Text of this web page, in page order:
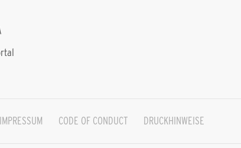
IMPRESSUM CODE OF CONDUCT DRUCKHINWEISE